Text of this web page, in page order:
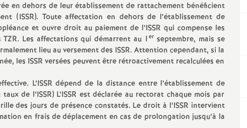
en dehors de leur établissement de rattachement bénéficient
(ISSR). Toute affectation en dehors de l’établissement de
et ouvre droit au paiement de l’ISSR qui compense les
TZR. Les affectations qui démarrent au 1er septembre, mais se
lieu au versement des ISSR. Attention cependant, si la
les ISSR versées peuvent être rétroactivement recalculées en
L’ISSR dépend de la distance entre l’établissement de
de l’ISSR) L’ISSR est déclarée au rectorat chaque mois par
des jours de présence constatés. Le droit à l’ISSR intervient
en frais de déplacement en cas de prolongation jusqu’à la